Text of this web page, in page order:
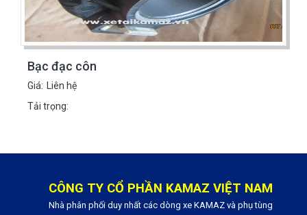
Bạc đạc côn
Giá: Liên hệ
Tải trọng:
CÔNG TY CỔ PHẦN KAMAZ VIỆT NAM
Nhà phân phối duy nhất các dòng xe KAMAZ và phụ tùng